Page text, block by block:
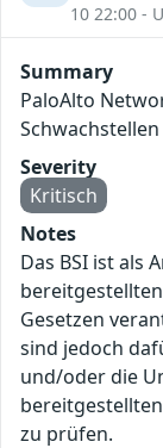
10 22:00 -
Summary
PaloAlto
Schwachstellen
Severity
Kritisch
Notes
Das BSI ist als
Gesetzen
sind jedoch
und/oder die
zu prüfen.